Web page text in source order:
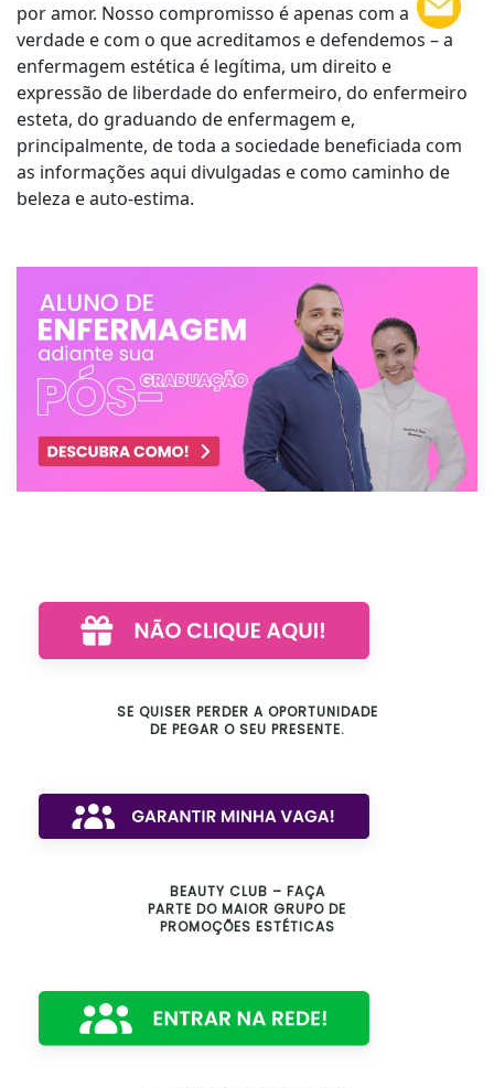
por amor. Nosso compromisso é apenas com a
verdade e com o que acreditamos e defendemos – a
enfermagem estética é legítima, um direito e
expressão de liberdade do enfermeiro, do enfermeiro
esteta, do graduando de enfermagem e,
principalmente, de toda a sociedade beneficiada com
as informações aqui divulgadas e como caminho de
beleza e auto-estima.
SE QUISER PERDER A OPORTUNIDADE
DE PEGAR O SEU PRESENTE.
BEAUTY CLUB – FAÇA
PARTE DO MAIOR GRUPO DE
PROMOÇÕES ESTÉTICAS